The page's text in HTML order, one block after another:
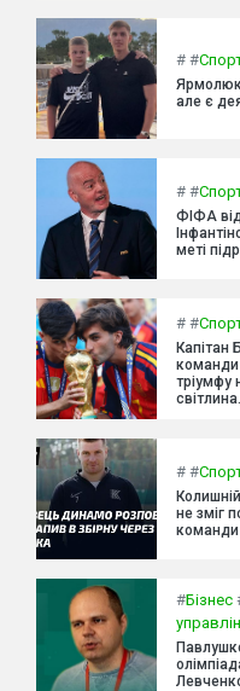
# #
Ярмолюк
але є
# #
ФІФА
меті
# #
Капітан
команди
тріумфу
світлина.
# #
не зміг
#Бізнес